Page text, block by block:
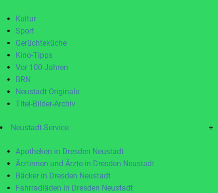
Kultur
Sport
Gerüchteküche
Kino-Tipps
Vor 100 Jahren
BRN
Neustadt Originale
Titel-Bilder-Archiv
Neustadt-Service +
Apotheken in Dresden Neustadt
Ärztinnen und Ärzte in Dresden Neustadt
Bäcker in Dresden Neustadt
Fahrradläden in Dresden Neustadt